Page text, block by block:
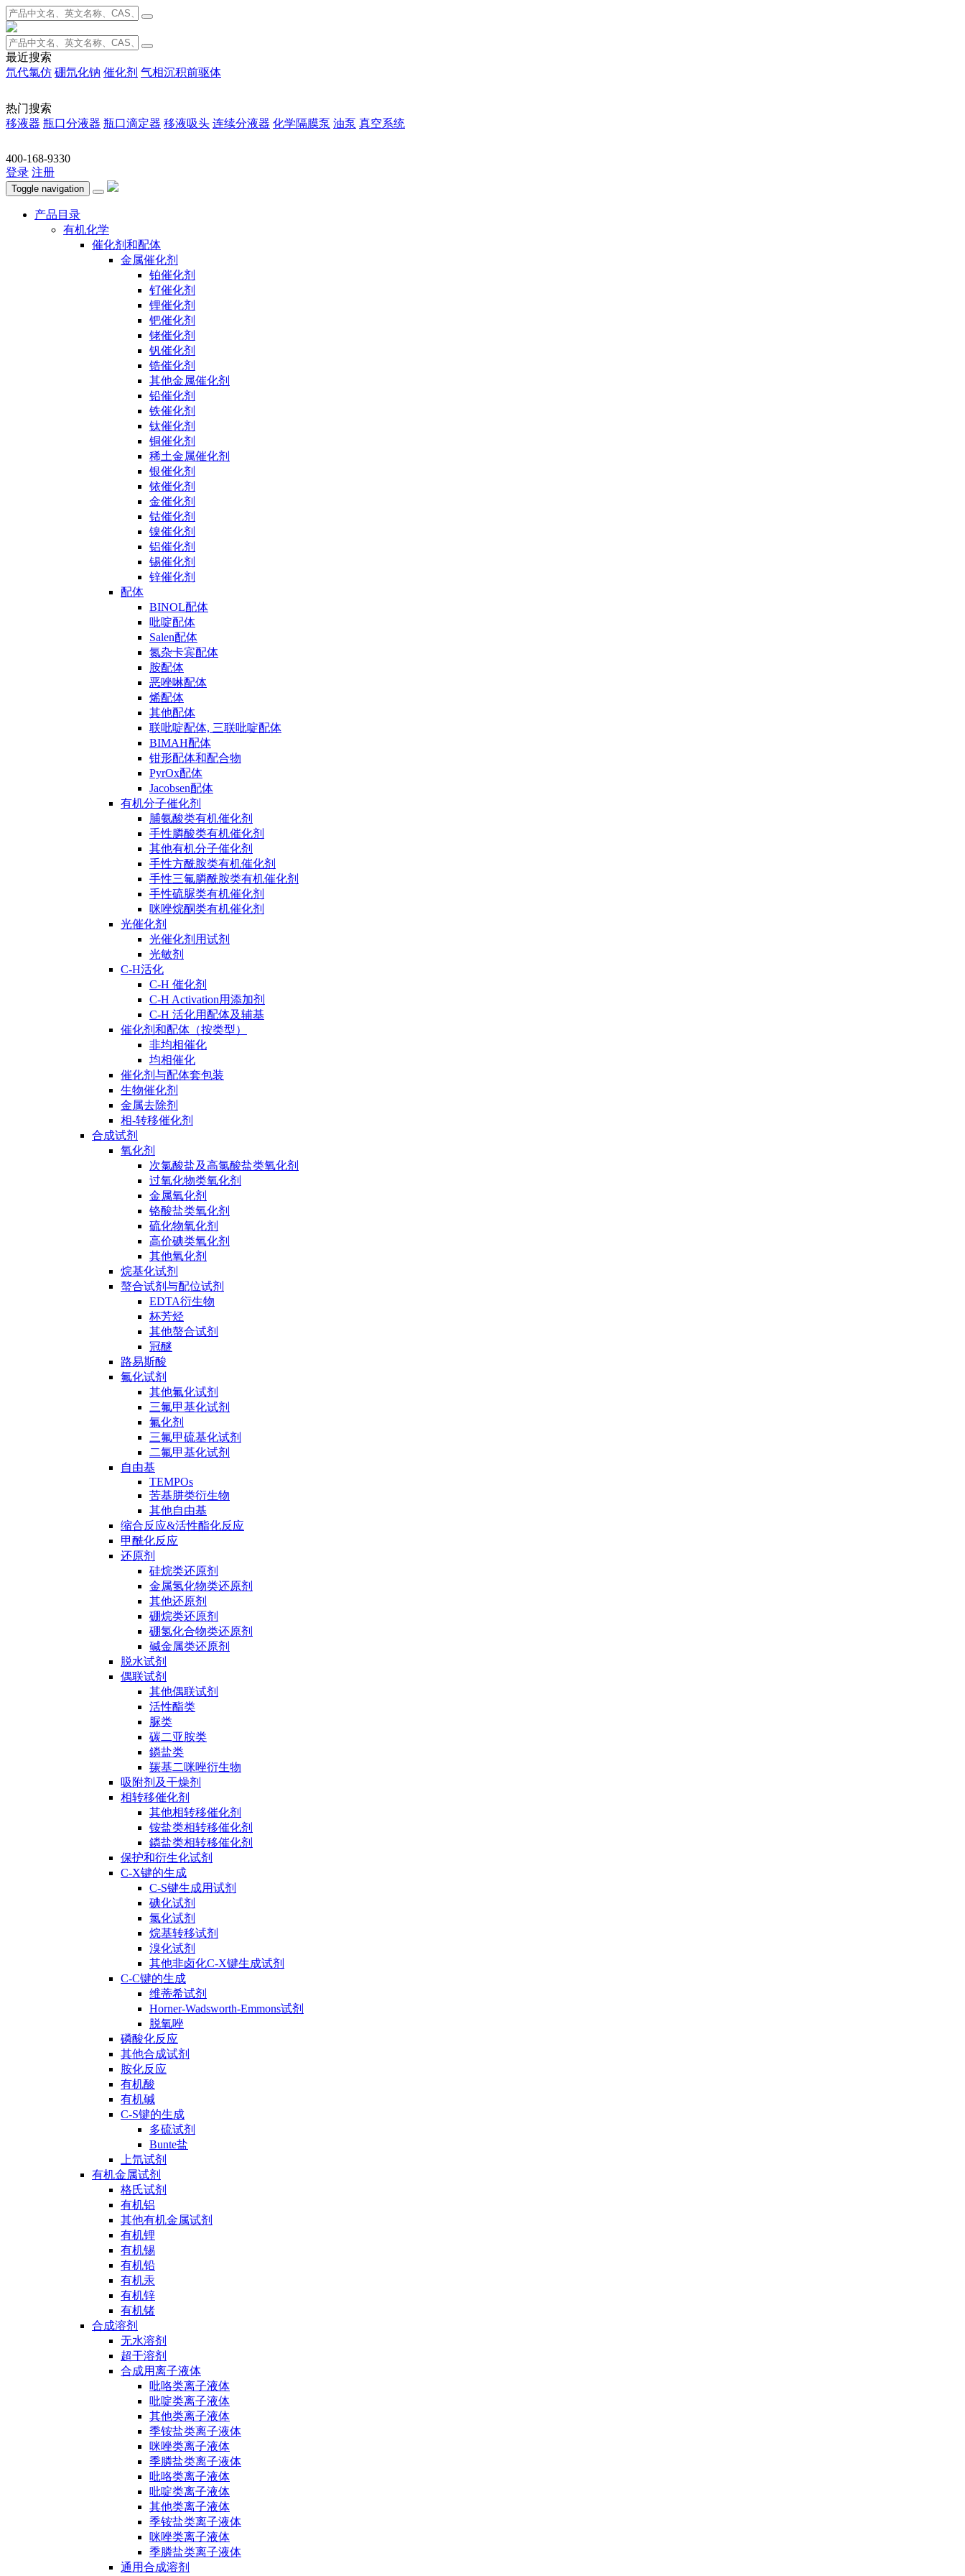
最近搜索
氘代氯仿 硼氘化钠 催化剂 气相沉积前驱体
热门搜索
移液器 瓶口分液器 瓶口滴定器 移液吸头 连续分液器 化学隔膜泵 油泵 真空系统
400-168-9330
登录 注册
Toggle navigation
产品目录
有机化学
催化剂和配体
金属催化剂
铂催化剂
钌催化剂
锂催化剂
钯催化剂
铑催化剂
钒催化剂
锆催化剂
其他金属催化剂
铅催化剂
铁催化剂
钛催化剂
铜催化剂
稀土金属催化剂
银催化剂
铱催化剂
金催化剂
钴催化剂
镍催化剂
铝催化剂
锡催化剂
锌催化剂
配体
BINOL配体
吡啶配体
Salen配体
氮杂卡宾配体
胺配体
恶唑啉配体
烯配体
其他配体
联吡啶配体, 三联吡啶配体
BIMAH配体
钳形配体和配合物
PyrOx配体
Jacobsen配体
有机分子催化剂
脯氨酸类有机催化剂
手性膦酸类有机催化剂
其他有机分子催化剂
手性方酰胺类有机催化剂
手性三氟膦酰胺类有机催化剂
手性硫脲类有机催化剂
咪唑烷酮类有机催化剂
光催化剂
光催化剂用试剂
光敏剂
C-H活化
C-H 催化剂
C-H Activation用添加剂
C-H 活化用配体及辅基
催化剂和配体（按类型）
非均相催化
均相催化
催化剂与配体套包装
生物催化剂
金属去除剂
相-转移催化剂
合成试剂
氧化剂
次氯酸盐及高氯酸盐类氧化剂
过氧化物类氧化剂
金属氧化剂
铬酸盐类氧化剂
硫化物氧化剂
高价碘类氧化剂
其他氧化剂
烷基化试剂
螯合试剂与配位试剂
EDTA衍生物
杯芳烃
其他螯合试剂
冠醚
路易斯酸
氟化试剂
其他氟化试剂
三氟甲基化试剂
氟化剂
三氟甲硫基化试剂
二氟甲基化试剂
自由基
TEMPOs
苦基肼类衍生物
其他自由基
缩合反应&活性酯化反应
甲酰化反应
还原剂
硅烷类还原剂
金属氢化物类还原剂
其他还原剂
硼烷类还原剂
硼氢化合物类还原剂
碱金属类还原剂
脱水试剂
偶联试剂
其他偶联试剂
活性酯类
脲类
碳二亚胺类
鏻盐类
羰基二咪唑衍生物
吸附剂及干燥剂
相转移催化剂
其他相转移催化剂
铵盐类相转移催化剂
鏻盐类相转移催化剂
保护和衍生化试剂
C-X键的生成
C-S键生成用试剂
碘化试剂
氯化试剂
烷基转移试剂
溴化试剂
其他非卤化C-X键生成试剂
C-C键的生成
维蒂希试剂
Horner-Wadsworth-Emmons试剂
脱氧唑
磷酸化反应
其他合成试剂
胺化反应
有机酸
有机碱
C-S键的生成
多硫试剂
Bunte盐
上氘试剂
有机金属试剂
格氏试剂
有机铝
其他有机金属试剂
有机锂
有机锡
有机铅
有机汞
有机锌
有机锗
合成溶剂
无水溶剂
超干溶剂
合成用离子液体
吡咯类离子液体
吡啶类离子液体
其他类离子液体
季铵盐类离子液体
咪唑类离子液体
季膦盐类离子液体
吡咯类离子液体
吡啶类离子液体
其他类离子液体
季铵盐类离子液体
咪唑类离子液体
季膦盐类离子液体
通用合成溶剂